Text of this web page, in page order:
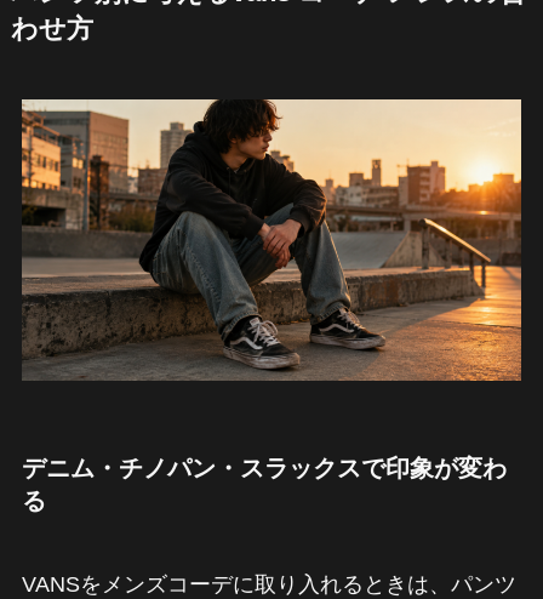
わせ方
デニム・チノパン・スラックスで印象が変わ
る
VANSをメンズコーデに取り入れるときは、パンツ